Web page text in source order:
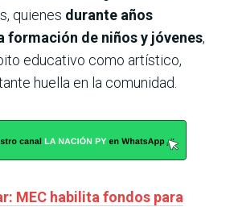
quienes durante años
formación de niños y jóvenes,
educativo como artístico,
huella en la comunidad.
MEC habilita fondos para